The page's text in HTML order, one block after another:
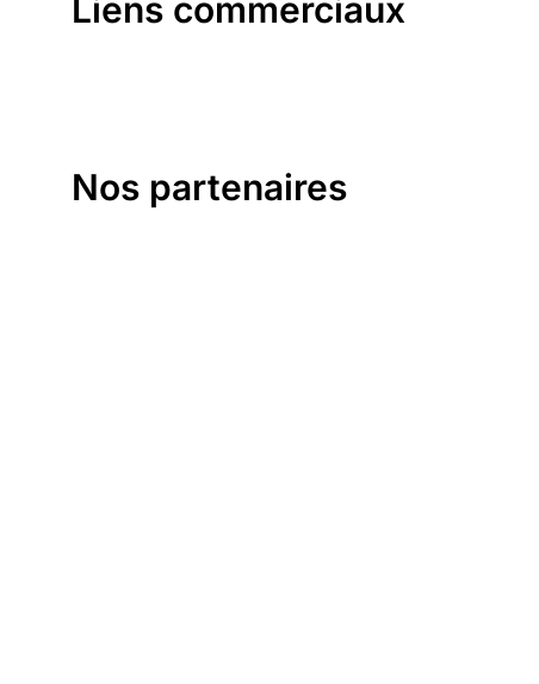
Liens commerciaux
Nos partenaires